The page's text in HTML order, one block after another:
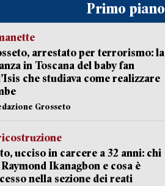
Primo piano
arrestato per terrorismo: la
in Toscana del baby fan
che studiava come realizzare
Grosseto
ucciso in carcere a 32 anni: chi
Ikanagbon e cosa è
nella sezione dei reati